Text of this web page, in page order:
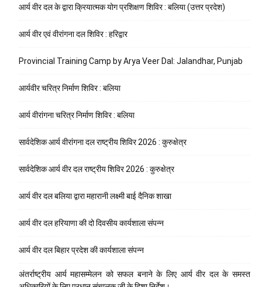
आर्य वीर दल के द्वारा क्रियात्मक योग प्रशिक्षण शिविर : बलिया (उत्तर प्रदेश)
आर्य वीर एवं वीरांगना दल शिविर : हरिद्वार
Provincial Training Camp by Arya Veer Dal: Jalandhar, Punjab
आर्यवीर चरित्र निर्माण शिविर : बलिया
आर्य वीरांगना चरित्र निर्माण शिविर : बलिया
सार्वदेशिक आर्य वीरांगना दल राष्ट्रीय शिविर 2026 : कुरुक्षेत्र
सार्वदेशिक आर्य वीर दल राष्ट्रीय शिविर 2026 : कुरुक्षेत्र
आर्य वीर दल बलिया द्वारा महारानी लक्ष्मी बाई दैनिक शाखा
आर्य वीर दल हरियाणा की दो दिवसीय कार्यशाला संपन्न
आर्य वीर दल बिहार प्रदेश की कार्यशाला संपन्न
अंतर्राष्ट्रीय आर्य महासम्मेलन को सफल बनाने के लिए आर्य वीर दल के समस्त